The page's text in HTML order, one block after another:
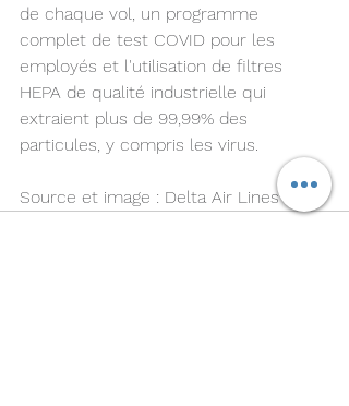
de chaque vol, un programme
complet de test COVID pour les
employés et l'utilisation de filtres
HEPA de qualité industrielle qui
extraient plus de 99,99% des
particules, y compris les virus.
Source et image : Delta Air Lines